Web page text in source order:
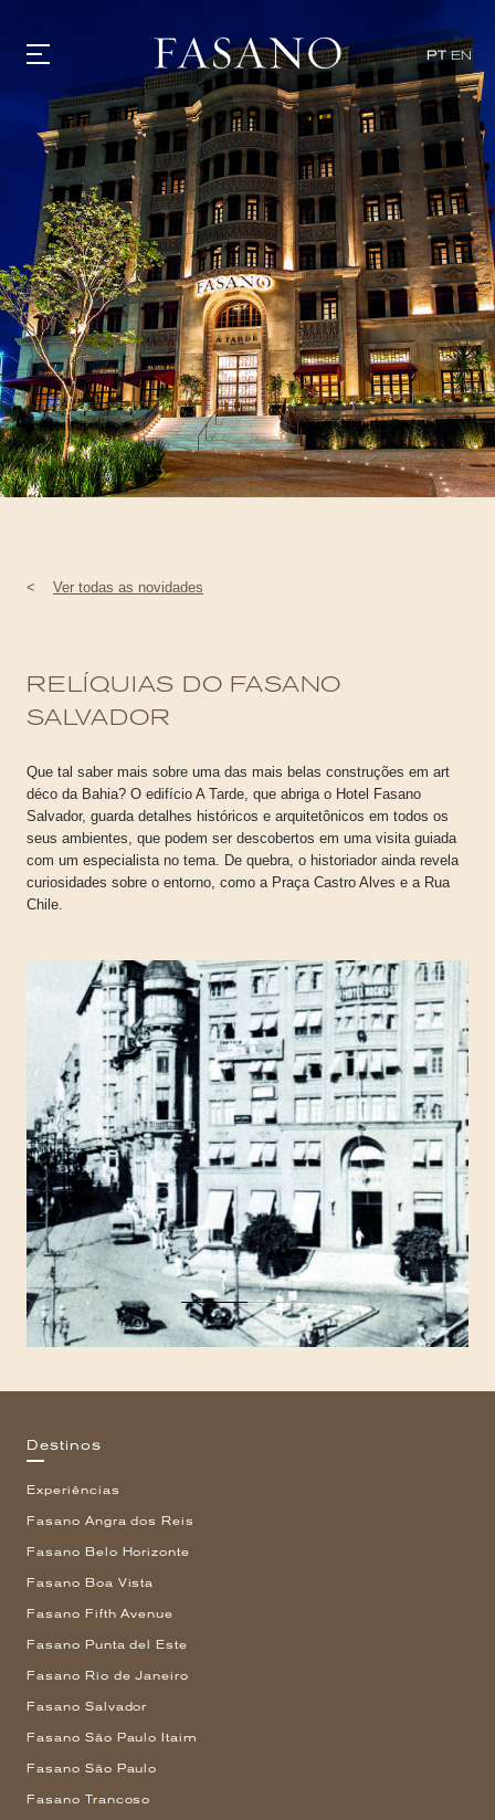
PT EN
GASTRONOMIA
HOTÉIS
EXPERIÊNCIAS
EVENTOS
VILLAS
SHOP | SELEZIONE
DESCUBRA
WHAT'S COOKING
CORRIERE
HISTÓRIA
SUSTENTABILIDADE
CONTATO
< Ver todas as novidades
RELÍQUIAS DO FASANO
SALVADOR
Que tal saber mais sobre uma das mais belas construções em art
déco da Bahia? O edifício A Tarde, que abriga o Hotel Fasano
Salvador, guarda detalhes históricos e arquitetônicos em todos os
seus ambientes, que podem ser descobertos em uma visita guiada
com um especialista no tema. De quebra, o historiador ainda revela
curiosidades sobre o entorno, como a Praça Castro Alves e a Rua
Chile.
Destinos
Experiências
Fasano Angra dos Reis
Fasano Belo Horizonte
Fasano Boa Vista
Fasano Fifth Avenue
Fasano Punta del Este
Fasano Rio de Janeiro
Fasano Salvador
Fasano São Paulo Itaim
Fasano São Paulo
Fasano Trancoso